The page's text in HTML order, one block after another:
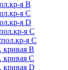
я B
я C
я D
я C
я C
B
C
D